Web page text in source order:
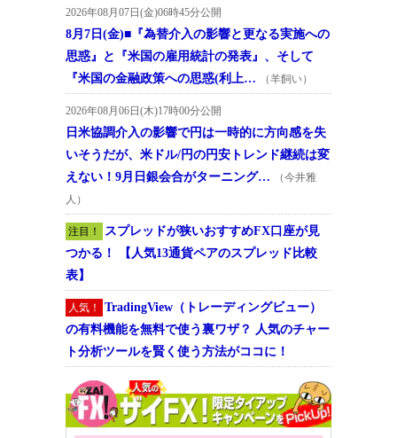
2026年08月07日(金)06時45分公開
8月7日(金)■『為替介入の影響と更なる実施への
思惑』と『米国の雇用統計の発表』、そして
『米国の金融政策への思惑(利上…
（羊飼い）
2026年08月06日(木)17時00分公開
日米協調介入の影響で円は一時的に方向感を失
いそうだが、米ドル/円の円安トレンド継続は変
えない！9月日銀会合がターニング…
（今井雅
人）
注目！
スプレッドが狭いおすすめFX口座が見
つかる！ 【人気13通貨ペアのスプレッド比較
表】
人気！
TradingView（トレーディングビュー）
の有料機能を無料で使う裏ワザ？ 人気のチャー
ト分析ツールを賢く使う方法がココに！